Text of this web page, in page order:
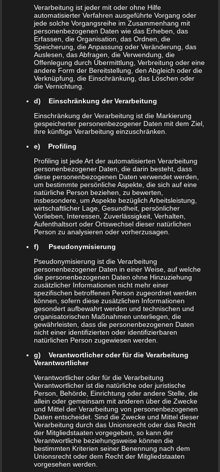
Keep It Simple
Duis vel tellus a ante convallis
pellentesque. Ut nec eros ullamcorper,
dictum enim in, euismod est. Proin
scelerisque convallis ipsum consequat
aliquam. Praesent semper scelerisque
accumsan. Integer vitae nulla suscipit,
molestie tortor sed, eleifend tellus.
Pellentesque a bibendum massa.
Etiam auctor ligula nibh.
Print Design Services
Content Marketing
PPC Advertising
Donec quam est, suscipit vel ligula ut,
aliquet maximus libero. Pellentesque
finibus tellus vitae dolor lacinia
eleifend. Vivamus convallis nunc ante,
ac placerat turpis imperdiet in. Aenean
posuere tortor vitae mi mollis tempus.
Focus on The User
Suspendisse eu lectus tempus, feugiat
enim in, lacinia augue. Cras
scelerisque risus vel nulla dictum
vehicula. Phasellus vel massa massa.
Verarbeitung ist jeder mit oder ohne Hilfe
automatisierter Verfahren ausgeführte Vorgang oder
jede solche Vorgangsreihe im Zusammenhang mit
personenbezogenen Daten wie das Erheben, das
Erfassen, die Organisation, das Ordnen, die
Speicherung, die Anpassung oder Veränderung, das
Auslesen, das Abfragen, die Verwendung, die
Offenlegung durch Übermittlung, Verbreitung oder eine
andere Form der Bereitstellung, den Abgleich oder die
Verknüpfung, die Einschränkung, das Löschen oder
die Vernichtung.
d) Einschränkung der Verarbeitung
Einschränkung der Verarbeitung ist die Markierung
gespeicherter personenbezogener Daten mit dem Ziel,
ihre künftige Verarbeitung einzuschränken.
e) Profiling
Profiling ist jede Art der automatisierten Verarbeitung
personenbezogener Daten, die darin besteht, dass
diese personenbezogenen Daten verwendet werden,
um bestimmte persönliche Aspekte, die sich auf eine
natürliche Person beziehen, zu bewerten,
insbesondere, um Aspekte bezüglich Arbeitsleistung,
wirtschaftlicher Lage, Gesundheit, persönlicher
Vorlieben, Interessen, Zuverlässigkeit, Verhalten,
Aufenthaltsort oder Ortswechsel dieser natürlichen
Person zu analysieren oder vorherzusagen.
f) Pseudonymisierung
Pseudonymisierung ist die Verarbeitung
personenbezogener Daten in einer Weise, auf welche
die personenbezogenen Daten ohne Hinzuziehung
zusätzlicher Informationen nicht mehr einer
spezifischen betroffenen Person zugeordnet werden
können, sofern diese zusätzlichen Informationen
gesondert aufbewahrt werden und technischen und
organisatorischen Maßnahmen unterliegen, die
gewährleisten, dass die personenbezogenen Daten
nicht einer identifizierten oder identifizierbaren
natürlichen Person zugewiesen werden.
g) Verantwortlicher oder für die Verarbeitung
Verantwortlicher
Verantwortlicher oder für die Verarbeitung
Verantwortlicher ist die natürliche oder juristische
Person, Behörde, Einrichtung oder andere Stelle, die
allein oder gemeinsam mit anderen über die Zwecke
und Mittel der Verarbeitung von personenbezogenen
Daten entscheidet. Sind die Zwecke und Mittel dieser
Verarbeitung durch das Unionsrecht oder das Recht
der Mitgliedstaaten vorgegeben, so kann der
Verantwortliche beziehungsweise können die
bestimmten Kriterien seiner Benennung nach dem
Unionsrecht oder dem Recht der Mitgliedstaaten
vorgesehen werden.